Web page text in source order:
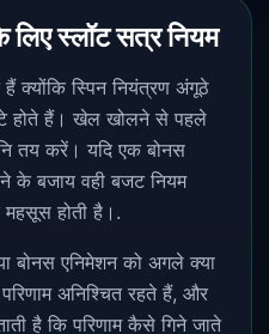
लिए स्लॉट सत्र नियम
क्योंकि स्पिन नियंत्रण अंगूठे
होते हैं। खेल खोलने से पहले
तय करें। यदि एक बोनस
के बजाय वही बजट नियम
महसूस होती है।.
बोनस एनिमेशन को अगले क्या
अनिश्चित रहते हैं, और
है कि परिणाम कैसे गिने जाते